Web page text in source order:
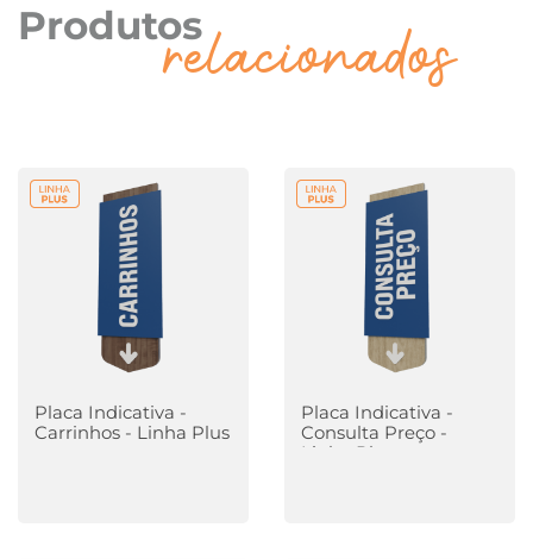
Produtosrelacionados
Placa Indicativa -
Carrinhos - Linha Plus
Placa Indicativa -
Consulta Preço -
Linha Plus